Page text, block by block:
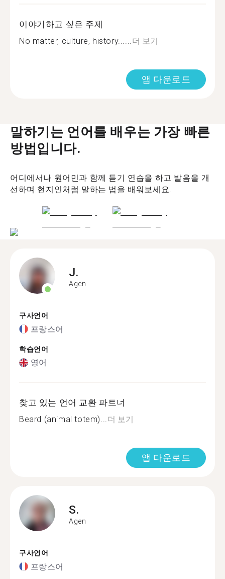
이야기하고 싶은 주제
No matter, culture, history...... 더 보기
앱 다운로드
말하기는 언어를 배우는 가장 빠른
방법입니다.
어디에서나 원어민과 함께 듣기 연습을 하고 발음을 개
선하며 현지인처럼 말하는 법을 배워보세요.
J.
Agen
구사언어
프랑스어
학습언어
영어
찾고 있는 언어 교환 파트너
Beard (animal totem)...더 보기
앱 다운로드
S.
Agen
구사언어
프랑스어